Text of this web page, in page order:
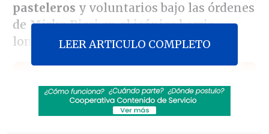
pasteleros y voluntarios bajo las órdenes
de Mirko Ricci en el icónico barrio
londinense de Chelsea.
Sinaka tras su gira por Europa: "A veces los
chilenos nos sentimos inferiores"
LEER ARTICULO COMPLETO